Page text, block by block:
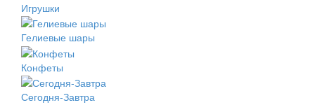
Игрушки
Гелиевые шары
Конфеты
Сегодня-Завтра